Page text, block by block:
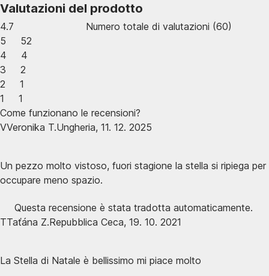
Valutazioni del prodotto
4.7 Numero totale di valutazioni (60)
5
52
4
4
3
2
2
1
1
1
Come funzionano le recensioni?
VVeronika T.Ungheria, 11. 12. 2025
Un pezzo molto vistoso, fuori stagione la stella si ripiega per
occupare meno spazio.
Questa recensione è stata tradotta automaticamente.
TTaťána Z.Repubblica Ceca, 19. 10. 2021
La Stella di Natale è bellissimo mi piace molto